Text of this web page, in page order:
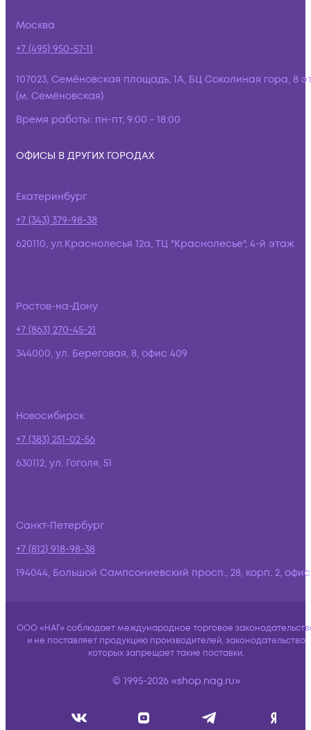
Москва
+7 (495) 950-57-11
107023, Семёновская площадь, 1А, БЦ Соколиная гора, 8
(м. Семёновская)
Время работы: пн-пт, 9:00 - 18:00
ОФИСЫ В ДРУГИХ ГОРОДАХ
Екатеринбург
+7 (343) 379-98-38
620110, ул.Краснолесья 12а, ТЦ "Краснолесье", 4-й этаж
Ростов-на-Дону
+7 (863) 270-45-21
344000, ул. Береговая, 8, офис 409
Новосибирск
+7 (383) 251-02-56
630112, ул. Гоголя, 51
Санкт-Петербург
+7 (812) 918-98-38
194044, Большой Сампсониевский просп., 28, корп. 2,
ООО «НАГ» соблюдает международное торговое
и не поставляет продукцию производителей, законодательство
которых запрещает такие поставки.
© 1995-2026 «shop.nag.ru»